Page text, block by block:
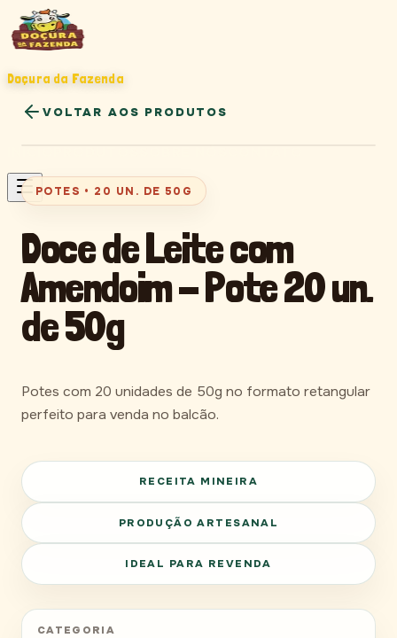
Doçura da Fazenda
Cambuí • MG
VOLTAR AOS PRODUTOS
POTES
20 un. de 50g
POTES • 20 UN. DE 50G
Doce de Leite com
Amendoim - Pote 20 un.
de 50g
Potes com 20 unidades de 50g no formato retangular
perfeito para venda no balcão.
RECEITA MINEIRA
PRODUÇÃO ARTESANAL
IDEAL PARA REVENDA
CATEGORIA